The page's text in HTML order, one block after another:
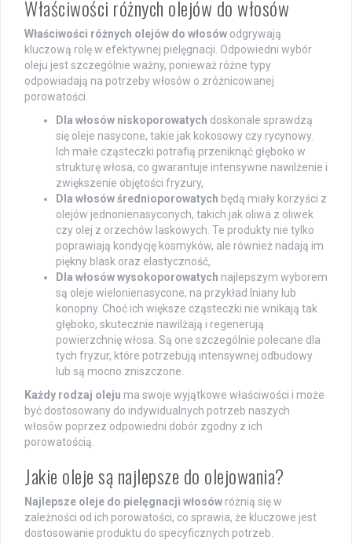
Właściwości różnych olejów do włosów
Właściwości różnych olejów do włosów odgrywają
kluczową rolę w efektywnej pielęgnacji. Odpowiedni wybór
oleju jest szczególnie ważny, ponieważ różne typy
odpowiadają na potrzeby włosów o zróżnicowanej
porowatości.
Dla włosów niskoporowatych doskonale sprawdzą
się oleje nasycone, takie jak kokosowy czy rycynowy.
Ich małe cząsteczki potrafią przeniknąć głęboko w
strukturę włosa, co gwarantuje intensywne nawilżenie i
zwiększenie objętości fryzury,
Dla włosów średnioporowatych będą miały korzyści z
olejów jednonienasyconych, takich jak oliwa z oliwek
czy olej z orzechów laskowych. Te produkty nie tylko
poprawiają kondycję kosmyków, ale również nadają im
piękny blask oraz elastyczność,
Dla włosów wysokoporowatych najlepszym wyborem
są oleje wielonienasycone, na przykład lniany lub
konopny. Choć ich większe cząsteczki nie wnikają tak
głęboko, skutecznie nawilżają i regenerują
powierzchnię włosa. Są one szczególnie polecane dla
tych fryzur, które potrzebują intensywnej odbudowy
lub są mocno zniszczone.
Każdy rodzaj oleju ma swoje wyjątkowe właściwości i może
być dostosowany do indywidualnych potrzeb naszych
włosów poprzez odpowiedni dobór zgodny z ich
porowatością.
Jakie oleje są najlepsze do olejowania?
Najlepsze oleje do pielęgnacji włosów różnią się w
zależności od ich porowatości, co sprawia, że kluczowe jest
dostosowanie produktu do specyficznych potrzeb.